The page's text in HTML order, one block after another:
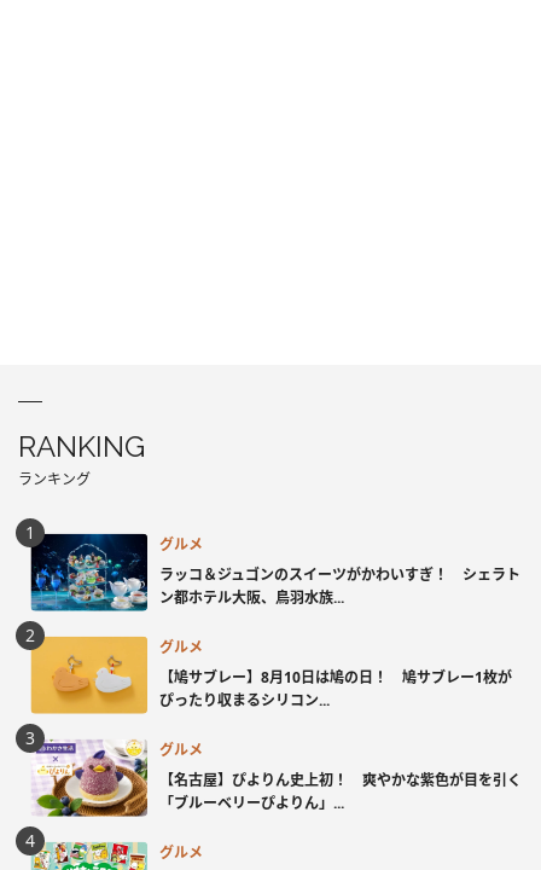
RANKING
ランキング
グルメ
ラッコ＆ジュゴンのスイーツがかわいすぎ！ シェラト
ン都ホテル大阪、鳥羽水族...
グルメ
【鳩サブレー】8月10日は鳩の日！ 鳩サブレー1枚が
ぴったり収まるシリコン...
グルメ
【名古屋】ぴよりん史上初！ 爽やかな紫色が目を引く
「ブルーベリーぴよりん」...
グルメ